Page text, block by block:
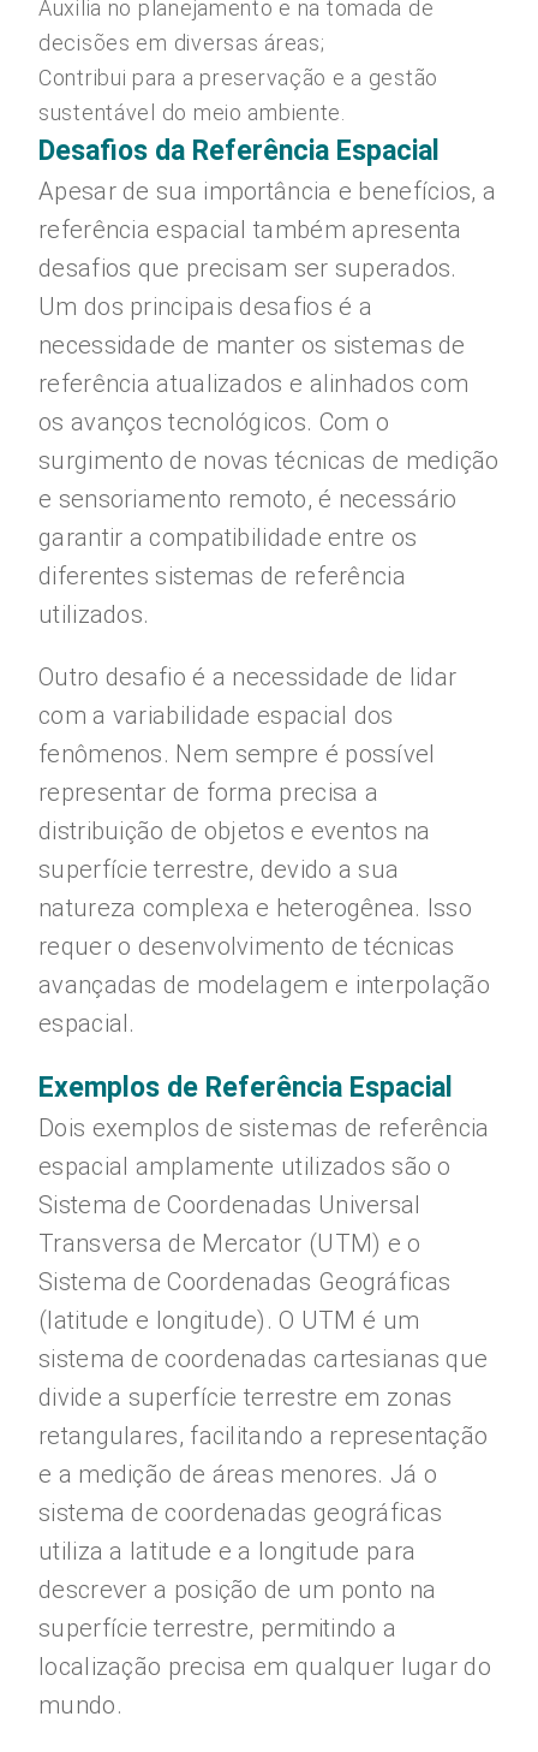
Auxilia no planejamento e na tomada de
decisões em diversas áreas;
Contribui para a preservação e a gestão
sustentável do meio ambiente.
Desafios da Referência Espacial
Apesar de sua importância e benefícios, a
referência espacial também apresenta
desafios que precisam ser superados.
Um dos principais desafios é a
necessidade de manter os sistemas de
referência atualizados e alinhados com
os avanços tecnológicos. Com o
surgimento de novas técnicas de medição
e sensoriamento remoto, é necessário
garantir a compatibilidade entre os
diferentes sistemas de referência
utilizados.
Outro desafio é a necessidade de lidar
com a variabilidade espacial dos
fenômenos. Nem sempre é possível
representar de forma precisa a
distribuição de objetos e eventos na
superfície terrestre, devido a sua
natureza complexa e heterogênea. Isso
requer o desenvolvimento de técnicas
avançadas de modelagem e interpolação
espacial.
Exemplos de Referência Espacial
Dois exemplos de sistemas de referência
espacial amplamente utilizados são o
Sistema de Coordenadas Universal
Transversa de Mercator (UTM) e o
Sistema de Coordenadas Geográficas
(latitude e longitude). O UTM é um
sistema de coordenadas cartesianas que
divide a superfície terrestre em zonas
retangulares, facilitando a representação
e a medição de áreas menores. Já o
sistema de coordenadas geográficas
utiliza a latitude e a longitude para
descrever a posição de um ponto na
superfície terrestre, permitindo a
localização precisa em qualquer lugar do
mundo.